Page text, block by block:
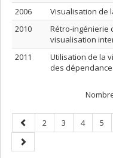
2006
Visualisation de
2010
Rétro-ingénierie
visualisation
2011
Utilisation de la
des
Page
précédente
Page
2 Page
3 Page
4 Page
5
Page
suivante